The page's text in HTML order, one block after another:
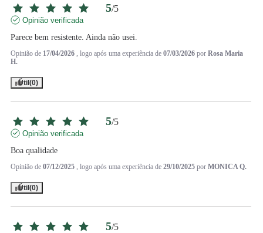
5/5
Opinião verificada
Parece bem resistente. Ainda não usei.
Opinião de 17/04/2026 , logo após uma experiência de 07/03/2026 por Rosa Maria
H.
Útil(0)
5/5
Opinião verificada
Boa qualidade
Opinião de 07/12/2025 , logo após uma experiência de 29/10/2025 por MONICA Q.
Útil(0)
5/5